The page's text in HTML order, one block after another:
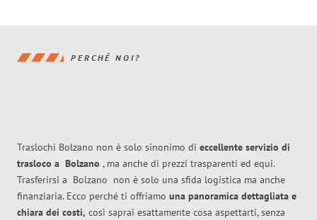
PERCHÉ NOI?
Traslochi Bolzano non è solo sinonimo di eccellente servizio di
trasloco a Bolzano , ma anche di prezzi trasparenti ed equi.
Trasferirsi a Bolzano non è solo una sfida logistica ma anche
finanziaria. Ecco perché ti offriamo una panoramica dettagliata e
chiara dei costi, così saprai esattamente cosa aspettarti, senza